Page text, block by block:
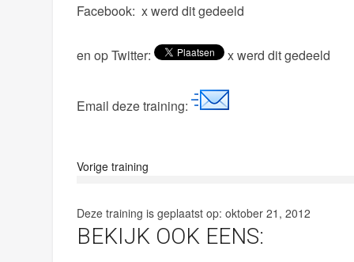
Facebook: x werd dit gedeeld
en op Twitter: x werd dit gedeeld
Email deze training:
Vorige training
Deze training is geplaatst op:oktober 21, 2012
BEKIJK OOK EENS: